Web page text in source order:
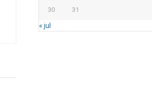
30 31
« jul